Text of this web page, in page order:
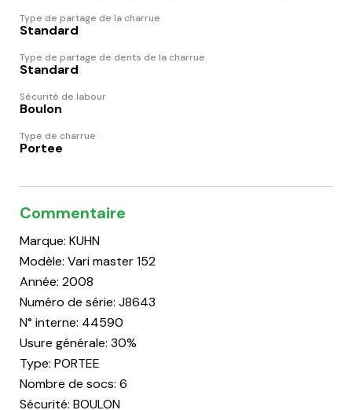
Type de partage de la charrue
Standard
Type de partage de dents de la charrue
Standard
Sécurité de labour
Boulon
Type de charrue
Portee
Commentaire
Marque: KUHN
Modèle: Vari master 152
Année: 2008
Numéro de série: J8643
N° interne: 44590
Usure générale: 30%
Type: PORTEE
Nombre de socs: 6
Sécurité: BOULON